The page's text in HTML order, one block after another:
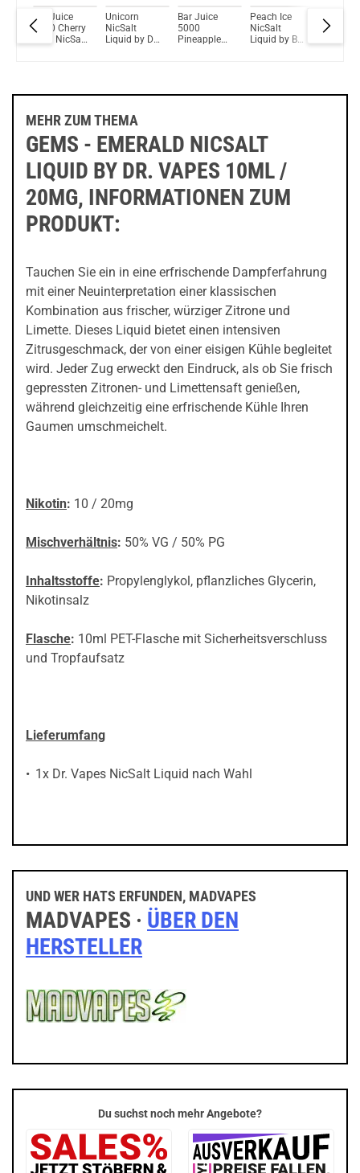
Bar Juice
5000 Cherry
Cola NicSalt
Unicorn
NicSalt
Liquid by Dr.
Bar Juice
5000
Pineapple
Peach Ice
NicSalt
Liquid by Bar
Fresh
NicSalt
MEHR ZUM THEMA
GEMS - EMERALD NICSALT
LIQUID BY DR. VAPES 10ML /
20MG, INFORMATIONEN ZUM
PRODUKT:
Tauchen Sie ein in eine erfrischende Dampferfahrung
mit einer Neuinterpretation einer klassischen
Kombination aus frischer, würziger Zitrone und
Limette. Dieses Liquid bietet einen intensiven
Zitrusgeschmack, der von einer eisigen Kühle begleitet
wird. Jeder Zug erweckt den Eindruck, als ob Sie frisch
gepressten Zitronen- und Limettensaft genießen,
während gleichzeitig eine erfrischende Kühle Ihren
Gaumen umschmeichelt.
Nikotin: 10 / 20mg
Mischverhältnis: 50% VG / 50% PG
Inhaltsstoffe: Propylenglykol, pflanzliches Glycerin,
Nikotinsalz
Flasche: 10ml PET-Flasche mit Sicherheitsverschluss
und Tropfaufsatz
Lieferumfang
1x Dr. Vapes NicSalt Liquid nach Wahl
UND WER HATS ERFUNDEN, MADVAPES
MADVAPES · ÜBER DEN
HERSTELLER
Du suchst noch mehr Angebote?